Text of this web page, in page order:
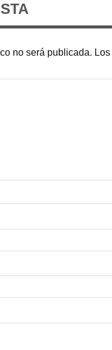
no será publicada.